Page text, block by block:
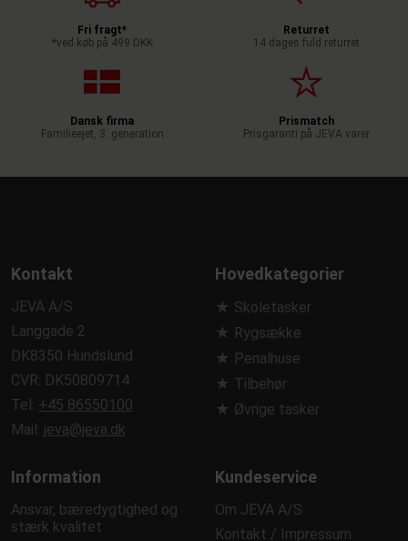
Fri fragt*
*ved køb på 499 DKK
Returret
14 dages fuld returret
Dansk firma
Familieejet, 3. generation
Prismatch
Prisgaranti på JEVA varer
Kontakt
JEVA A/S
Langgade 2
DK8350 Hundslund
CVR: DK50809714
Tel: +45 86550100
Mail: jeva@jeva.dk
Hovedkategorier
★ Skoletasker
★ Rygsække
★ Penalhuse
★ Tilbehør
★ Øvrige tasker
Information
Ansvar, bæredygtighed og
stærk kvalitet
Kundeservice
Om JEVA A/S
Kontakt / Impressum